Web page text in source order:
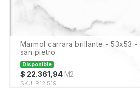
marmol carrara brillante - 53x53 - 2,00 m2 - 1º -
san pietro
Disponible
$ 22.361,94 M2
SKU: R12.519